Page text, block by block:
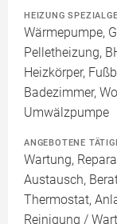
HEIZUNG
Wärmepumpe,
Pelletheizung,
Heizkörper,
Badezimmer,
Umwälzpumpe
ANGEBOTENE
Wartung,
Austausch,
Thermostat,
Reinigung /